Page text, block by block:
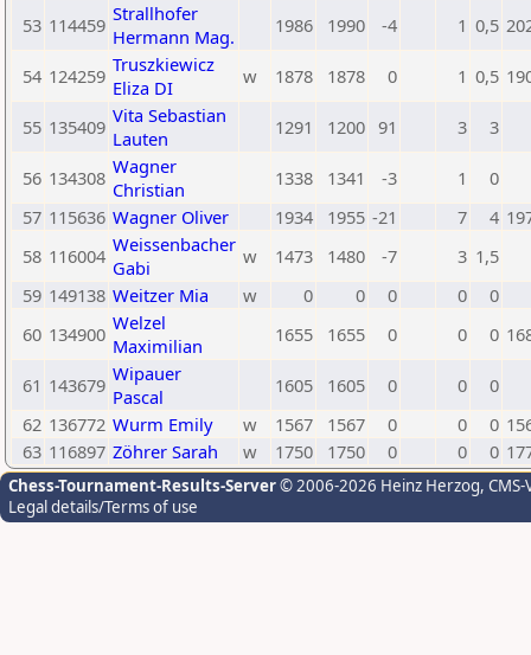
53 114459 Strallhofer
Hermann Mag.
1986 1990 -4 1 0,5
54 124259 Truszkiewicz
Eliza DI
w 1878 1878 0 1 0,5
55 135409 Vita Sebastian
Lauten
1291 1200 91 3 3
56 134308 Wagner
Christian
1338 1341 -3 1
0
57 115636 Wagner Oliver 1934 1955 -21 7 4
58 116004 Weissenbacher
Gabi
w 1473 1480 -7 3 1,5
59 149138 Weitzer Mia w 0 0 0 0
0
60 134900 Welzel
Maximilian
1655 1655 0 0 0
61 143679 Wipauer
Pascal
1605 1605 0 0
0
62 136772 Wurm Emily w 1567 1567 0 0 0
63 116897 Zöhrer Sarah w 1750 1750 0 0 0
Chess-Tournament-Results-Server© 2006-2026 Heinz Herzog,
Legal details/Terms of use